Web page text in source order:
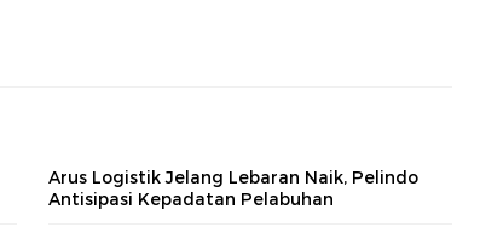
Arus Logistik Jelang Lebaran Naik, Pelindo
Antisipasi Kepadatan Pelabuhan